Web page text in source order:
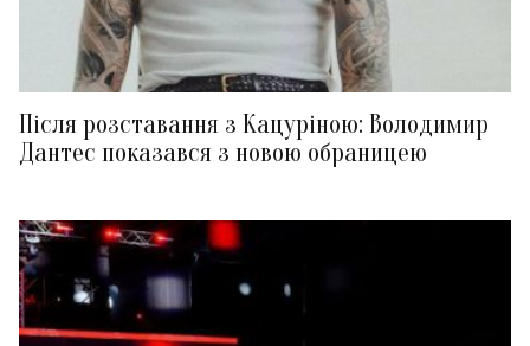
Після розставання з Кацуріною: Володимир
Дантес показався з новою обраницею